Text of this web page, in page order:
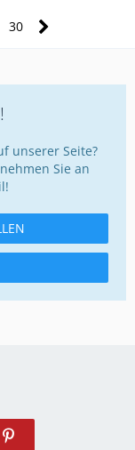
30
unserer Seite?
Sie an